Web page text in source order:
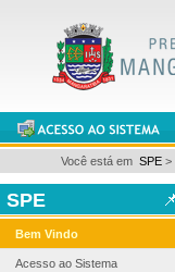
Você está em SPE >
SPE
Bem Vindo
Acesso ao Sistema